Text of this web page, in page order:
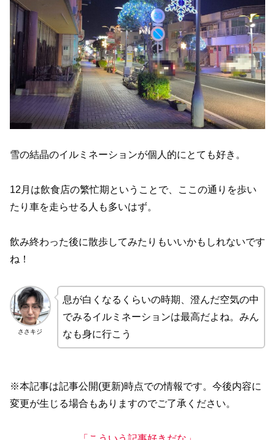
雪の結晶のイルミネーションが個人的にとても好き。
12月は飲食店の繁忙期ということで、ここの通りを歩い
たり車を走らせる人も多いはず。
飲み終わった後に散歩してみたりもいいかもしれないです
ね！
ささキジ
息が白くなるくらいの時期、澄んだ空気の中
でみるイルミネーションは最高だよね。みん
なも身に行こう
※本記事は記事公開(更新)時点での情報です。今後内容に
変更が生じる場合もありますのでご了承ください。